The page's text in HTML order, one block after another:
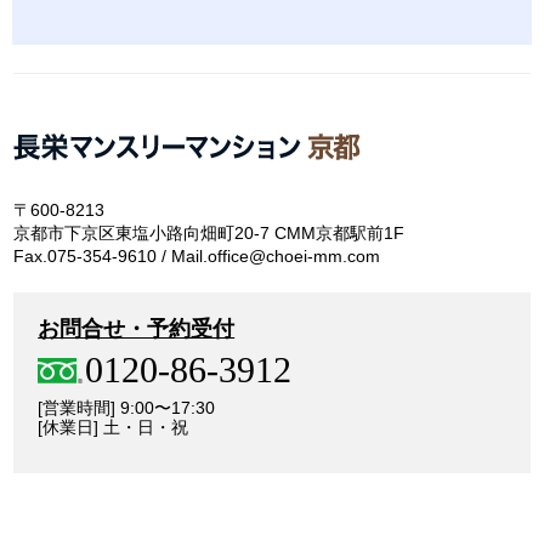
〒600-8213
京都市下京区東塩小路向畑町20-7 CMM京都駅前1F
Fax.075-354-9610 / Mail.office@choei-mm.com
お問合せ・予約受付
0120-86-3912
[営業時間] 9:00〜17:30
[休業日] 土・日・祝